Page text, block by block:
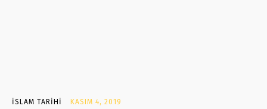
İSLAM TARIHI KASIM 4, 2019